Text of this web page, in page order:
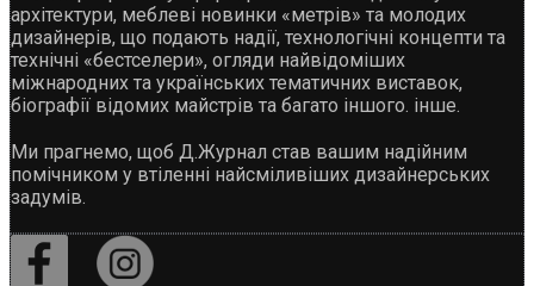
архітектури, меблеві новинки «метрів» та молодих
дизайнерів, що подають надії, технологічні концепти та
технічні «бестселери», огляди найвідоміших
міжнародних та українських тематичних виставок,
біографії відомих майстрів та багато іншого. інше.
Ми прагнемо, щоб Д.Журнал став вашим надійним
помічником у втіленні найсміливіших дизайнерських
задумів.